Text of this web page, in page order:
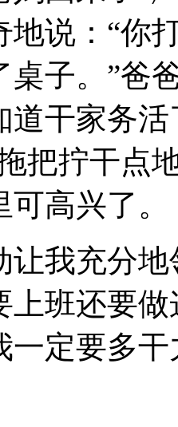
说：“你
桌子。”爸
道干家务
把拧干点
高兴了。
让我充分
上班还要
一定要多